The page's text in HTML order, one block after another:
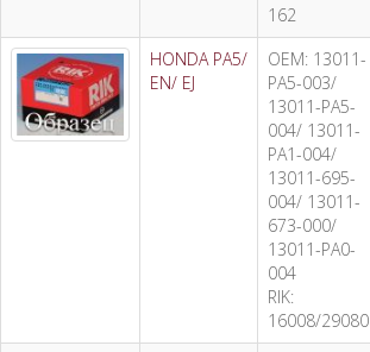
162
HONDA PA5/
EN/ EJ
OEM: 13011-
PA5-003/
13011-PA5-
004/ 13011-
PA1-004/
13011-695-
004/ 13011-
673-000/
13011-PA0-
004
RIK:
16008/29080